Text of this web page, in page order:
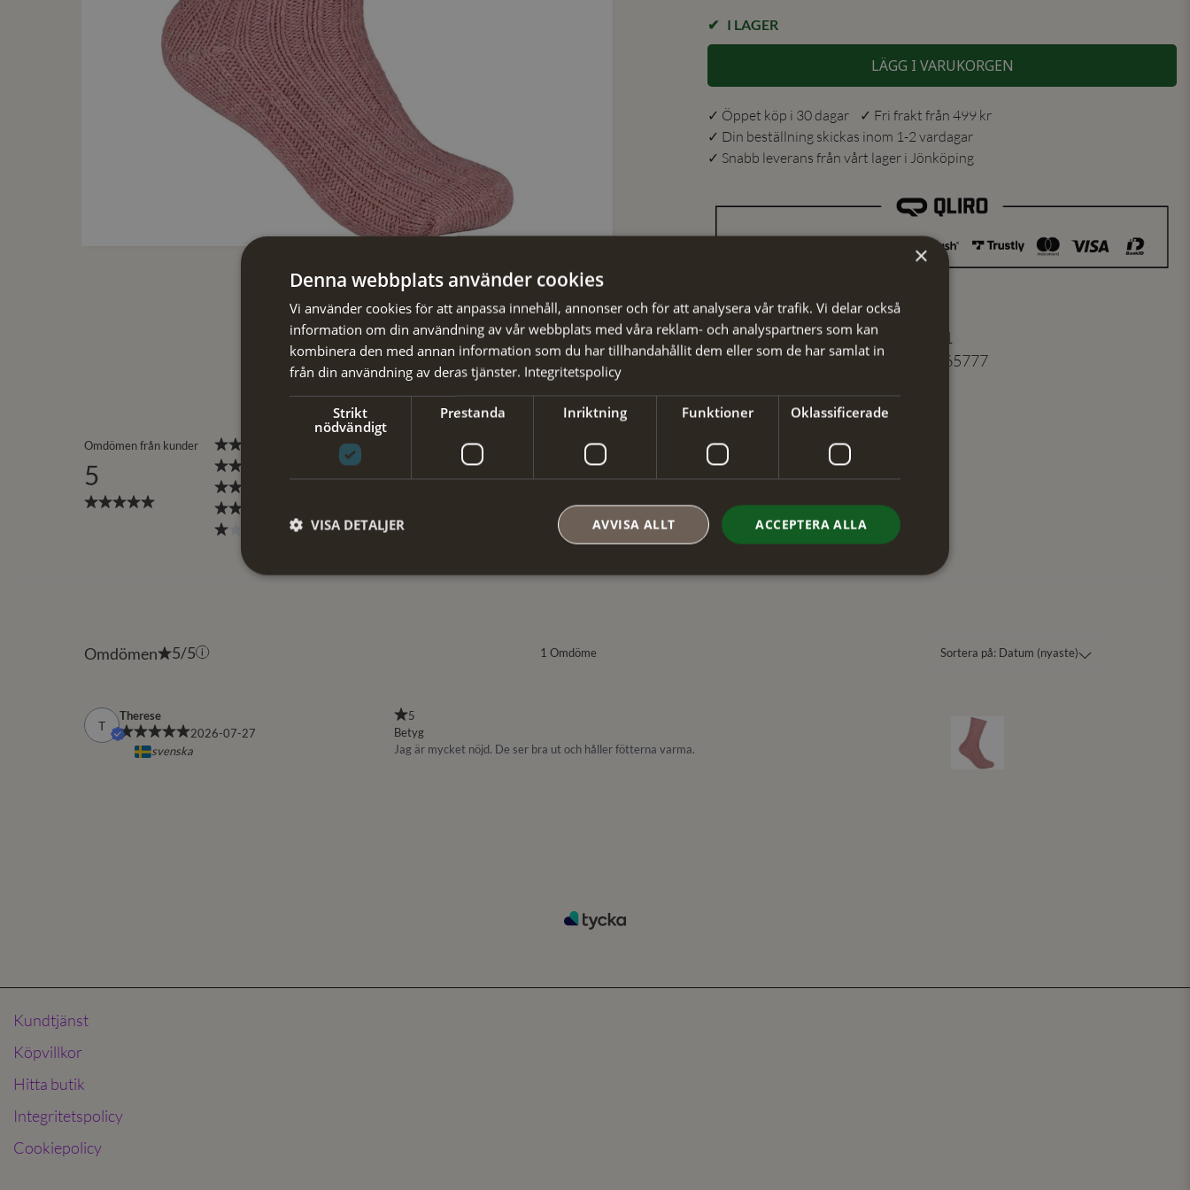
I LAGER
LÄGG I VARUKORGEN
✓ Öppet köp i 30 dagar ✓ Fri frakt från 499 kr
✓ Din beställning skickas inom 1-2 vardagar
✓ Snabb leverans från vårt lager i Jönköping
Detaljer
Artikelnummer:
513044641
EAN:
7350171065777
Storlek
39/42
Kundtjänst
Köpvillkor
Hitta butik
Integritetspolicy
Cookiepolicy
×
Denna webbplats använder cookies
Vi använder cookies för att anpassa innehåll, annonser och för att analysera vår trafik. Vi delar också
information om din användning av vår webbplats med våra reklam- och analyspartners som kan
kombinera den med annan information som du har tillhandahållit dem eller som de har samlat in
från din användning av deras tjänster. Integritetspolicy
Strikt
nödvändigt
Prestanda Inriktning Funktioner Oklassificerade
ACCEPTERA ALLA
AVVISA ALLT
VISA DETALJER